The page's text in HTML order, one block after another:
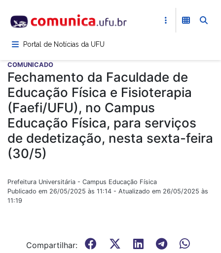
para
conteúdoPortal de Notícias da UFU
COMUNICADO
Fechamento da Faculdade de
Educação Física e Fisioterapia
(Faefi/UFU), no Campus
Educação Física, para serviços
de dedetização, nesta sexta-feira
(30/5)
Prefeitura Universitária - Campus Educação Física
Publicado em 26/05/2025 às 11:14 - Atualizado em 26/05/2025 às
11:19
Compartilhar: